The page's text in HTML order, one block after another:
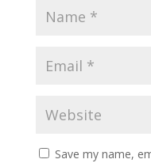
Save my name,